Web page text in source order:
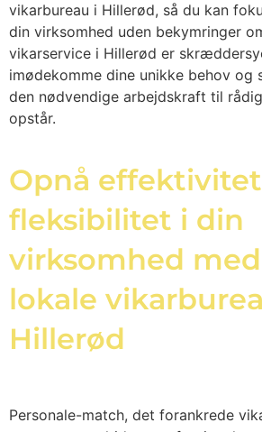
vikarbureau i Hillerød, så du kan
din virksomhed uden bekymringer
vikarservice i Hillerød er
imødekomme dine unikke behov og
den nødvendige arbejdskraft til
opstår.
Opnå
fleksibilitet i din
virksomhed
lokale
Hillerød
Personale-match, det forankrede